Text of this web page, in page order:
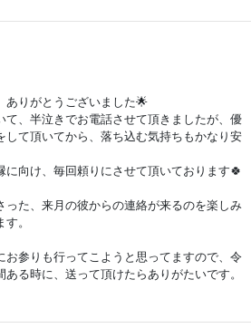
ありがとうございました🌟
、半泣きでお電話させて頂きましたが、優
して頂いてから、落ち込む気持ちもかなり安
向け、毎回頼りにさせて頂いております🍀
った、来月の彼からの連絡が来るのを楽しみ
。
参りも行ってこようと思ってますので、令
る時に、送って頂けたらありがたいです。